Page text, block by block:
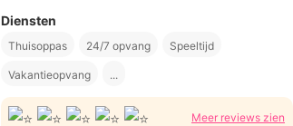
Diensten
Thuisoppas 24/7 opvang Speeltijd
Vakantieopvang ...
Meer reviews zien